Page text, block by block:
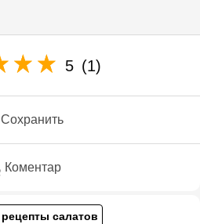
5 (1)
Сохранить
Коментар
салатов